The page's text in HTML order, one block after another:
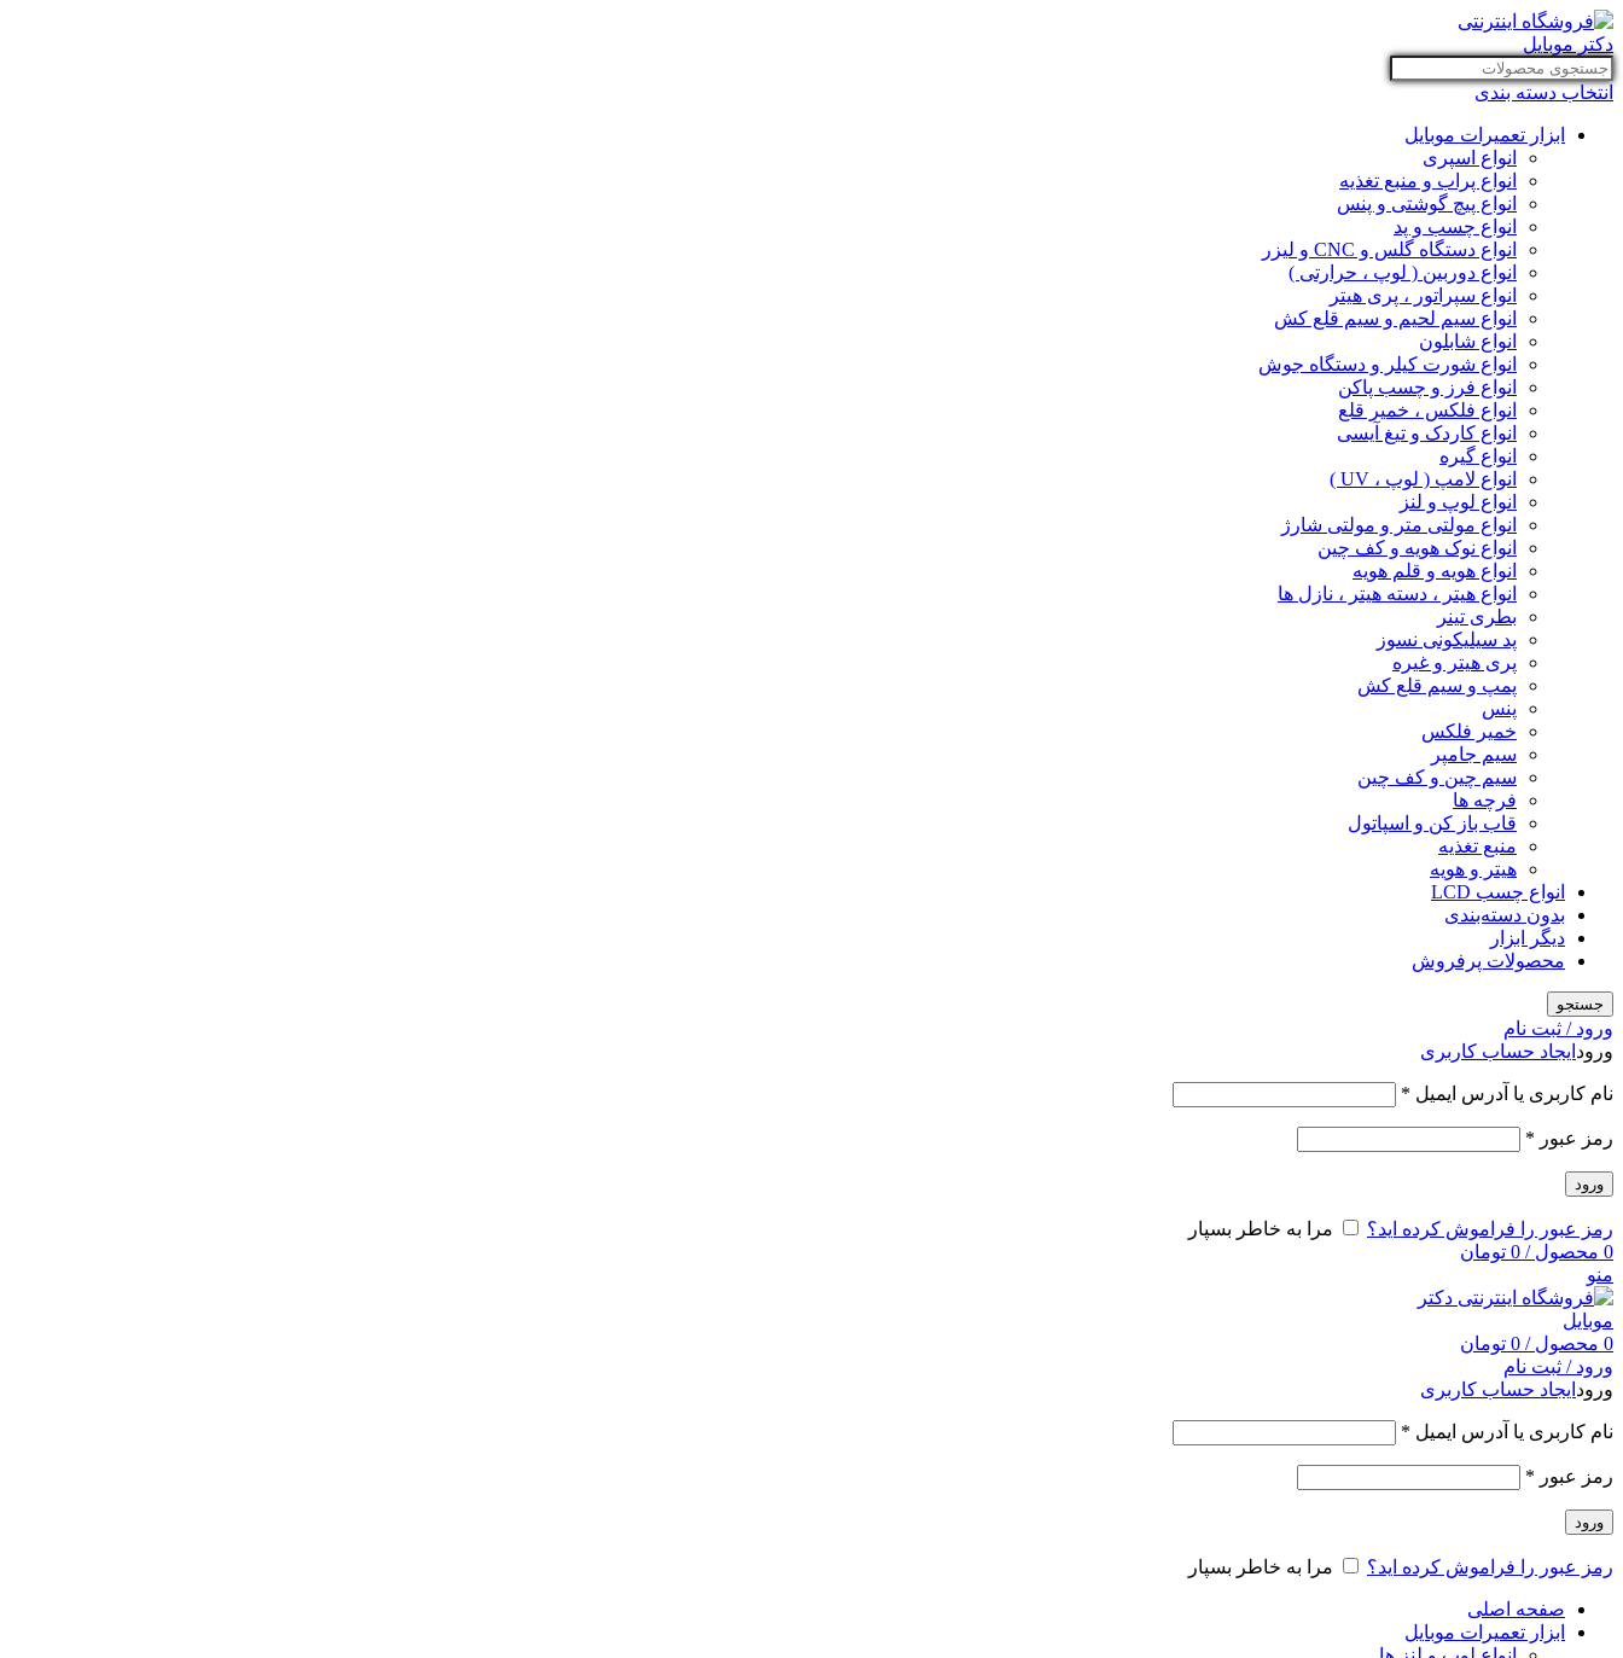
انتخاب دسته بندی
ابزار تعمیرات موبایل
انواع اسپری
انواع پراب و منبع تغذیه
انواع پیچ گوشتی و پنس
انواع چسب و پد
انواع دستگاه گلس و CNC و لیزر
انواع دوربین ( لوپ ، حرارتی )
انواع سپراتور ، پری هیتر
انواع سیم لحیم و سیم قلع کش
انواع شابلون
انواع شورت کیلر و دستگاه جوش
انواع فرز و چسب پاکن
انواع فلکس ، خمیر قلع
انواع کاردک و تیغ آیسی
انواع گیره
انواع لامپ ( لوپ ، UV )
انواع لوپ و لنز
انواع مولتی متر و مولتی شارژ
انواع نوک هویه و کف چین
انواع هویه و قلم هویه
انواع هیتر ، دسته هیتر ، نازل ها
بطری تینر
پد سیلیکونی نسوز
پری هیتر و غیره
پمپ و سیم قلع کش
پنس
خمیر فلکس
سیم جامپر
سیم چین و کف چین
فرچه ها
قاب باز کن و اسپاتول
منبع تغذیه
هیتر و هویه
انواع چسب LCD
بدون دسته‌بندی
دیگر ابزار
محصولات پرفروش
جستجو
ورود / ثبت نام
ورود ایجاد حساب کاربری
نام کاربری یا آدرس ایمیل *
رمز عبور *
ورود
رمز عبور را فراموش کرده اید؟
مرا به خاطر بسپار
0 محصول /
0 تومان
منو
0 محصول /
0 تومان
ورود / ثبت نام
ورود ایجاد حساب کاربری
نام کاربری یا آدرس ایمیل *
رمز عبور *
ورود
رمز عبور را فراموش کرده اید؟ مرا به خاطر بسپار
صفحه اصلی
ابزار تعمیرات موبایل